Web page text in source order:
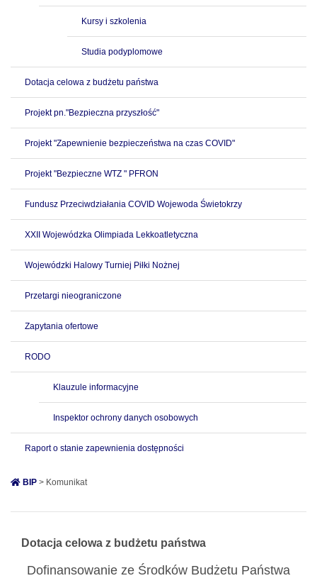
Kursy i szkolenia
Studia podyplomowe
Dotacja celowa z budżetu państwa
Projekt pn."Bezpieczna przyszłość"
Projekt "Zapewnienie bezpieczeństwa na czas COVID"
Projekt "Bezpieczne WTZ " PFRON
Fundusz Przeciwdziałania COVID Wojewoda Świetokrzy
XXII Wojewódzka Olimpiada Lekkoatletyczna
Wojewódzki Halowy Turniej Piłki Nożnej
Przetargi nieograniczone
Zapytania ofertowe
RODO
Klauzule informacyjne
Inspektor ochrony danych osobowych
Raport o stanie zapewnienia dostępności
BIP > Komunikat
Dotacja celowa z budżetu państwa
Dofinansowanie ze Środków Budżetu Państwa